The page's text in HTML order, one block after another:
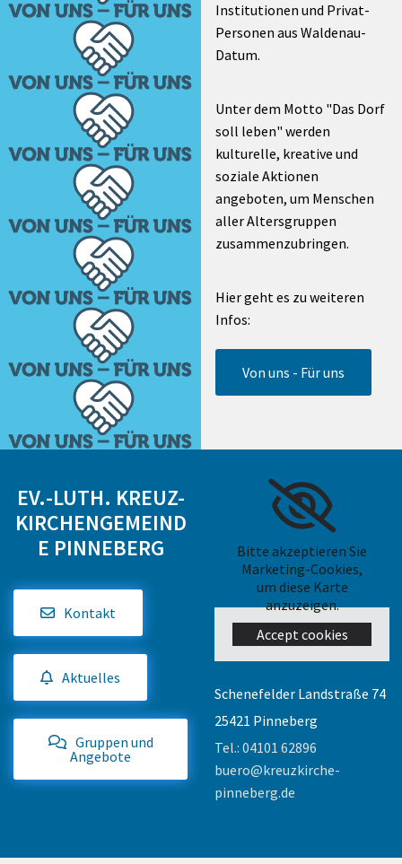
Institutionen und Privat-
Personen aus Waldenau-
Datum.
Unter dem Motto "Das Dorf
soll leben" werden
kulturelle, kreative und
soziale Aktionen
angeboten, um Menschen
aller Altersgruppen
zusammenzubringen.
Hier geht es zu weiteren
Infos:
Von uns - Für uns
EV.-LUTH. KREUZ-
KIRCHENGEMEIND
E PINNEBERG
Kontakt
Aktuelles
Gruppen und
Angebote
Bitte akzeptieren Sie
Marketing-Cookies,
um diese Karte
anzuzeigen.
Accept cookies
Schenefelder Landstraße 74
25421 Pinneberg
Tel.: 04101 62896
buero@kreuzkirche-
pinneberg.de